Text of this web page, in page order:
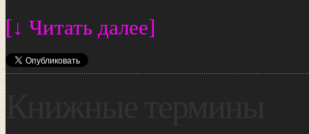
[↓ Читать далее]